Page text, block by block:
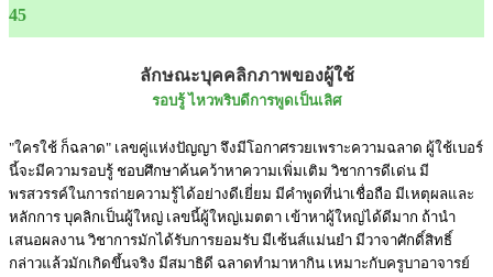
45
ลักษณะบุคคลิกภาพของผู้ใช้
รอบรู้ ไหวพริบดีการพูดเป็นเลิศ
"ใครใช้ ก็ฉลาด" เลขคู่แห่งปัญญา จึงมีโอกาศรวยเพราะความฉลาด ผู้ใช้เบอร์
นี้จะมีความรอบรู้ ชอบศึกษาค้นคว้าหาความเพิ่มเติม วิชาการดีเด่น มี
พรสวรรค์ในการถ่ายความรู้ได้อย่างดีเยี่ยม มีคำพูดที่น่าเชื่อถือ มีเหตุผลและ
หลักการ บุคลิกเป็นผู้ใหญ่ เลขนี้ผู้ใหญ่เมตตา เข้าหาผู้ใหญ่ได้ดีมาก ถ้านำ
เสนอผลงาน วิชาการมักได้รับการยอมรับ มีเซ้นส์แม่นยำ มีวาจาศักดิ์สิทธิ์
กล่าวแล้วมักเกิดขึ้นจริง มีสมาธิดี ฉลาดทำมาหากิน เหมาะกับครูบาอาจารย์